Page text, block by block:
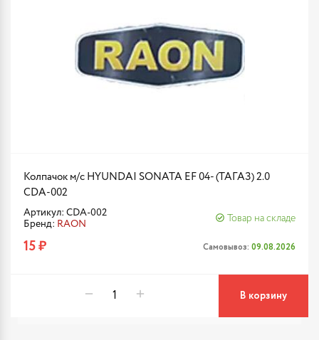
Колпачок м/с HYUNDAI SONATA EF 04- (ТАГАЗ) 2.0
CDA-002
Артикул: CDA-002
Бренд: RAON
Товар на складе
15 ₽ Самовывоз: 09.08.2026
В корзину